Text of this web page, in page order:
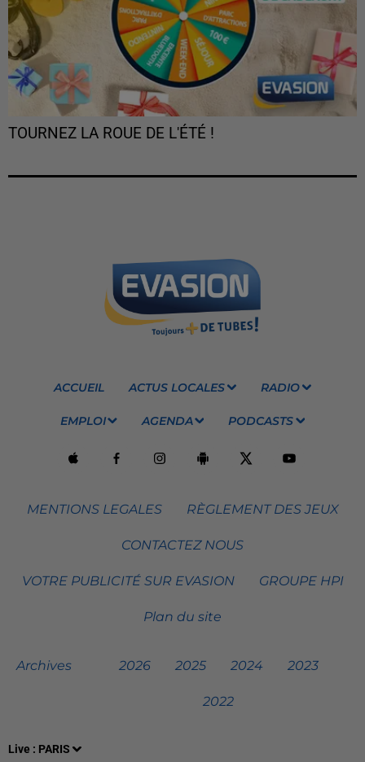
Live : PARIS
TOURNEZ LA ROUE DE L'ÉTÉ !
ACCUEIL ACTUS LOCALES RADIO
EMPLOI AGENDA PODCASTS
MENTIONS LEGALES RÈGLEMENT DES JEUX
CONTACTEZ NOUS
VOTRE PUBLICITÉ SUR EVASION GROUPE HPI
Plan du site
Archives 2026 2025 2024 2023
2022